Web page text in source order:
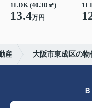
1LDK (40.30㎡)
13.4万円
産 大阪市東成区の物